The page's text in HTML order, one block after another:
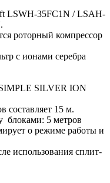
LSWH-35FC1N / LSAH-
роторный компрессор
с ионами серебра
SILVER ION
составляет 15 м.
блоками: 5 метров
о режиме работы и
использования сплит-